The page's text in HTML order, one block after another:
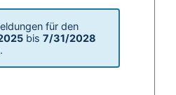
für den
bis7/31/2028